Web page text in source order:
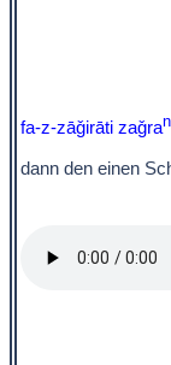
fa-z-zāǧirāti zaǧran
dann den einen